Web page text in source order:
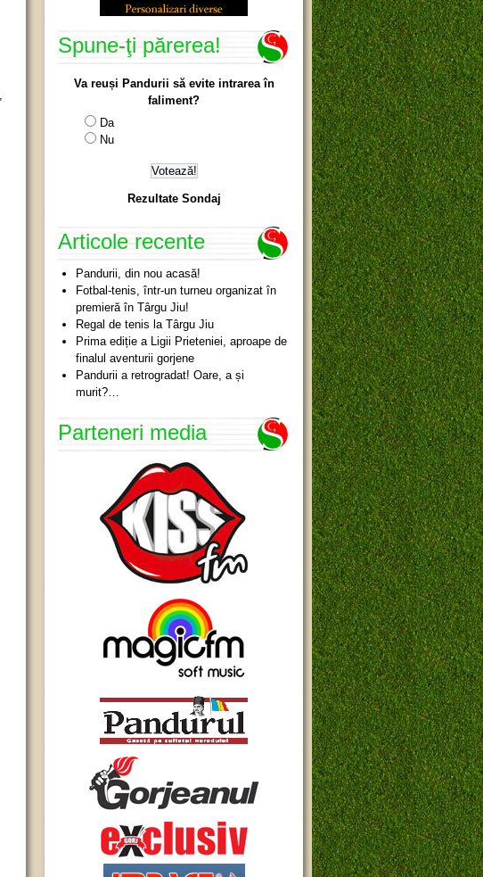
Spune-ţi părerea!
Va reuși Pandurii să evite intrarea în
faliment?
Da
Nu
Rezultate Sondaj
Articole recente
Pandurii, din nou acasă!
Fotbal-tenis, într-un turneu organizat în
premieră în Târgu Jiu!
Regal de tenis la Târgu Jiu
Prima ediție a Ligii Prieteniei, aproape de
finalul aventurii gorjene
Pandurii a retrogradat! Oare, a și
murit?…
Parteneri media